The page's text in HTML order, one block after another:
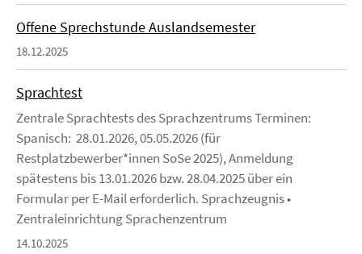
Offene Sprechstunde Auslandsemester
18.12.2025
Sprachtest
Zentrale Sprachtests des Sprachzentrums Terminen:
Spanisch: 28.01.2026, 05.05.2026 (für
Restplatzbewerber*innen SoSe 2025), Anmeldung
spätestens bis 13.01.2026 bzw. 28.04.2025 über ein
Formular per E-Mail erforderlich. Sprachzeugnis •
Zentraleinrichtung Sprachenzentrum
14.10.2025